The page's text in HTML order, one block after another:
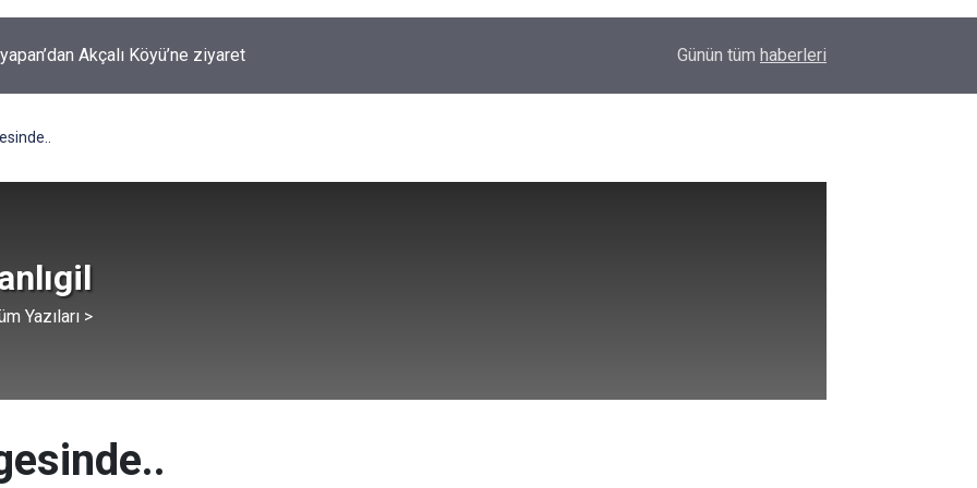
Akbulut Köyü’nü ziyaret etti Vali Taşyapan Kaymaklı Köyü’nü ziyaret etti
Günün tüm haberleri
Yazıları >